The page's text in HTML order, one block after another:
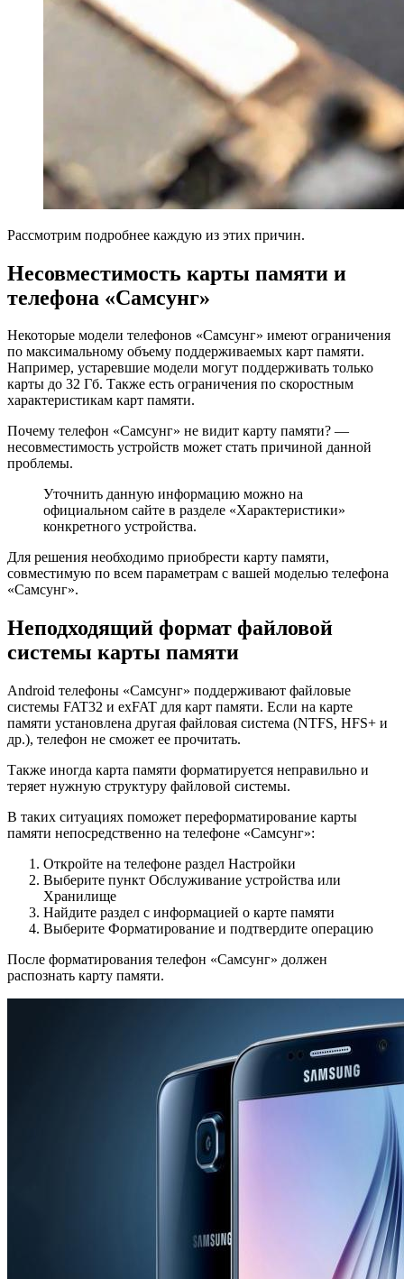
Рассмотрим подробнее каждую из этих причин.
Несовместимость карты памяти и
телефона «Самсунг»
Некоторые модели телефонов «Самсунг» имеют ограничения
по максимальному объему поддерживаемых карт памяти.
Например, устаревшие модели могут поддерживать только
карты до 32 Гб. Также есть ограничения по скоростным
характеристикам карт памяти.
Почему телефон «Самсунг» не видит карту памяти? —
несовместимость устройств может стать причиной данной
проблемы.
Уточнить данную информацию можно на
официальном сайте в разделе «Характеристики»
конкретного устройства.
Для решения необходимо приобрести карту памяти,
совместимую по всем параметрам с вашей моделью телефона
«Самсунг».
Неподходящий формат файловой
системы карты памяти
Android телефоны «Самсунг» поддерживают файловые
системы FAT32 и exFAT для карт памяти. Если на карте
памяти установлена другая файловая система (NTFS, HFS+ и
др.), телефон не сможет ее прочитать.
Также иногда карта памяти форматируется неправильно и
теряет нужную структуру файловой системы.
В таких ситуациях поможет переформатирование карты
памяти непосредственно на телефоне «Самсунг»:
Откройте на телефоне раздел Настройки
Выберите пункт Обслуживание устройства или
Хранилище
Найдите раздел с информацией о карте памяти
Выберите Форматирование и подтвердите операцию
После форматирования телефон «Самсунг» должен
распознать карту памяти.